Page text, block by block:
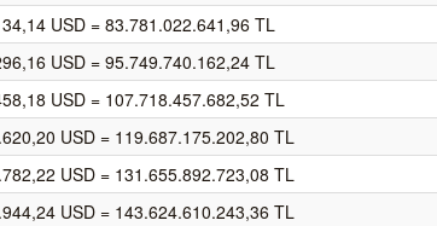
USD = 83.781.022.641,96 TL
USD = 95.749.740.162,24 TL
USD = 107.718.457.682,52 TL
USD = 119.687.175.202,80 TL
USD = 131.655.892.723,08 TL
USD = 143.624.610.243,36 TL